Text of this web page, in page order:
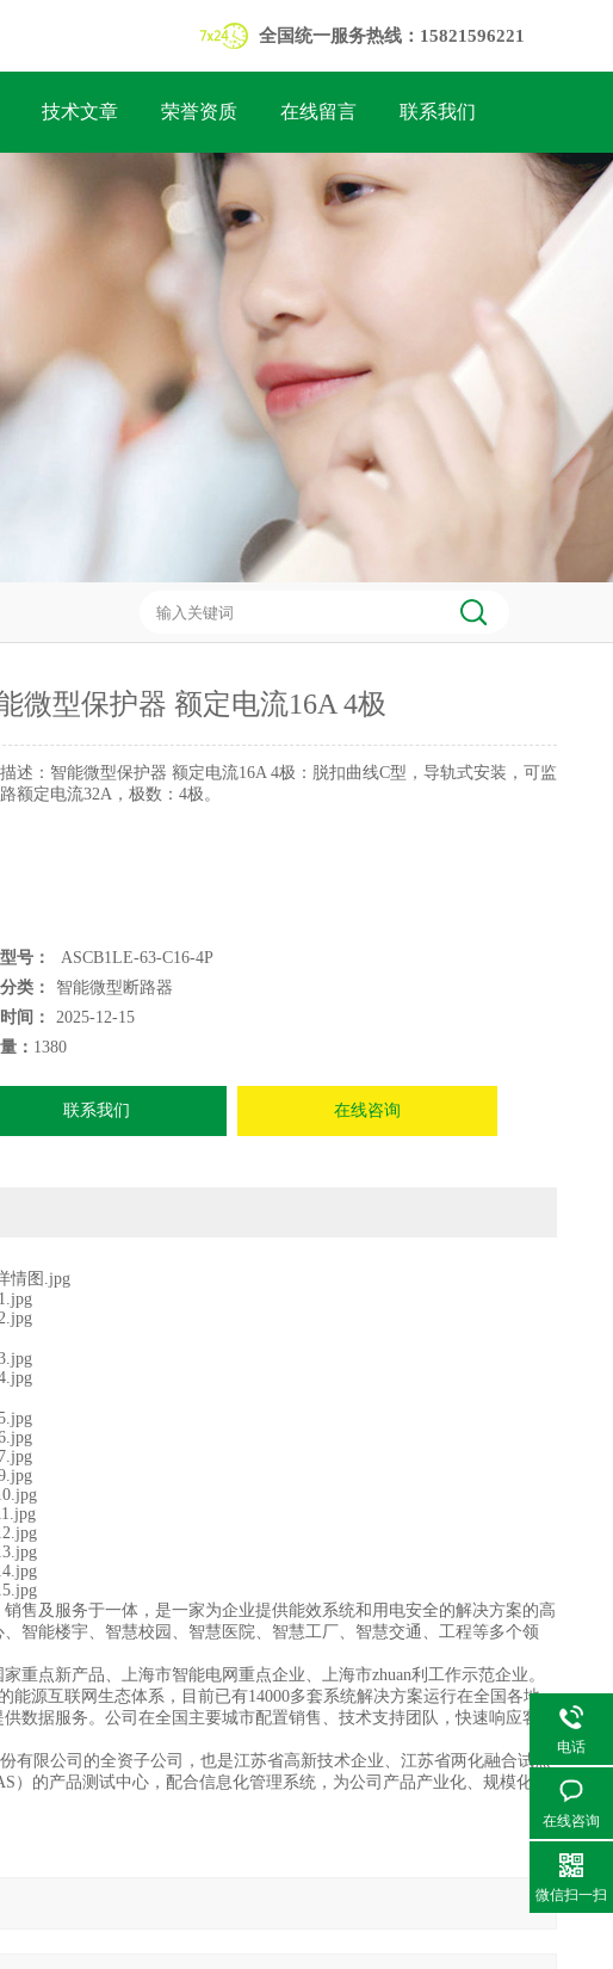
全国统一服务热线：15821596221
技术文章 荣誉资质 在线留言 联系我们
微型保护器 额定电流16A 4极
述： 智能微型保护器 额定电流16A 4极：脱扣曲线C型，导轨式安装，可监
额定电流32A，极数：4极。
号：
ASCB1LE-63-C16-4P
类：
智能微型断路器
间：
2025-12-15
： 1380
联系我们 在线咨询
售及服务于一体，是一家为企业提供能效系统和用电安全的解决方案的高
智能楼宇、智慧校园、智慧医院、智慧工厂、智慧交通、工程等多个领
点新产品、上海市智能电网重点企业、上海市zhuan利工作示范企业。
源互联网生态体系，目前已有14000多套系统解决方案运行在全国各地，
数据服务。公司在全国主要城市配置销售、技术支持团队，快速响应客户
有限公司的全资子公司，也是江苏省高新技术企业、江苏省两化融合试点
的产品测试中心，配合信息化管理系统，为公司产品产业化、规模化实
电话
在线咨询
微信扫一扫